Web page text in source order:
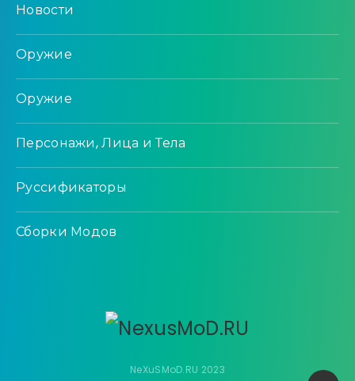
Новости
Оружие
Оружие
Персонажи, Лица и Тела
Руссификаторы
Сборки Модов
NeXuSMoD.RU 2023